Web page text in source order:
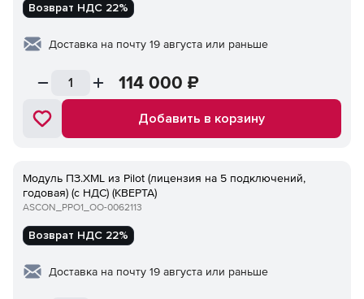
Возврат НДС 22%
Доставка на почту 19 августа или раньше
114 000 ₽
Добавить в корзину
Модуль ПЗ.XML из Pilot (лицензия на 5 подключений,
годовая) (с НДС) (КВЕРТА)
ASCON_PPO1_ОО-0062113
Возврат НДС 22%
Доставка на почту 19 августа или раньше